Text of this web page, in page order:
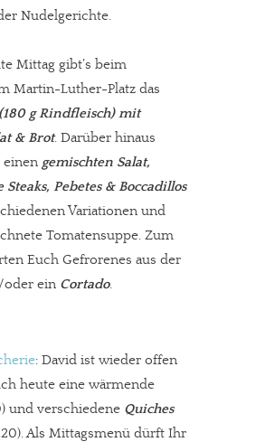
Nudelgerichte.
Mittag gibt’s beim
Martin-Luther-Platz das
g Rindfleisch) mit
& Brot. Darüber hinaus
gemischten Salat,
Pebetes & Boccadillos
Variationen und
Tomatensuppe. Zum
Euch Gefrorenes aus der
oder ein Cortado.
: David ist wieder offen
heute eine wärmende
und verschiedene Quiches
Als Mittagsmenü dürft Ihr